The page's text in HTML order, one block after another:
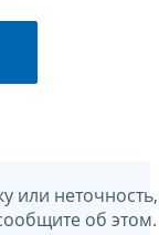
или неточность,
об этом.